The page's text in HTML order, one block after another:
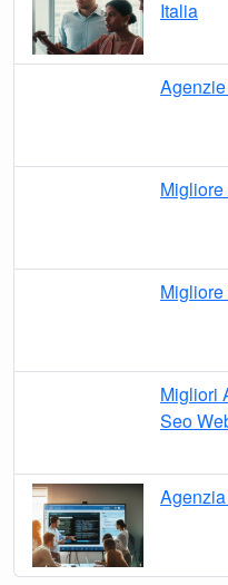
Italia
Migliori
Seo